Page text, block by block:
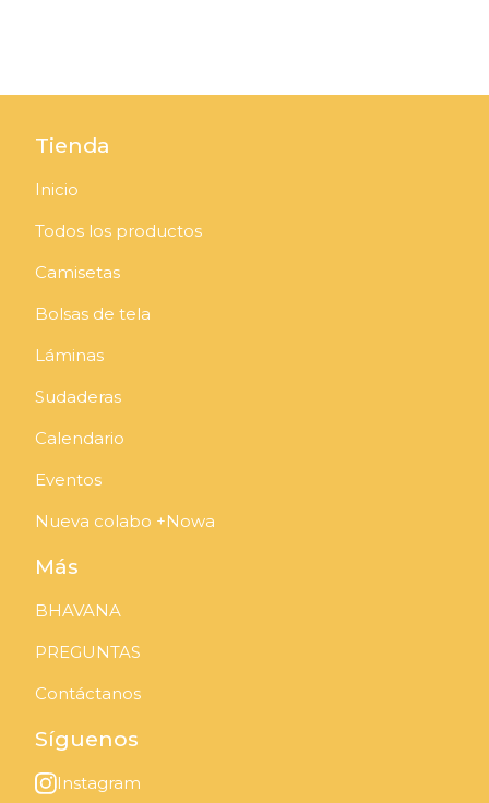
Tienda
Inicio
Todos los productos
Camisetas
Bolsas de tela
Láminas
Sudaderas
Calendario
Eventos
Nueva colabo +Nowa
Más
BHAVANA
PREGUNTAS
Contáctanos
Síguenos
Instagram